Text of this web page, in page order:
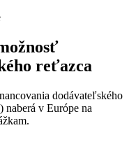
reťazca
dodávateľského
v Európe na